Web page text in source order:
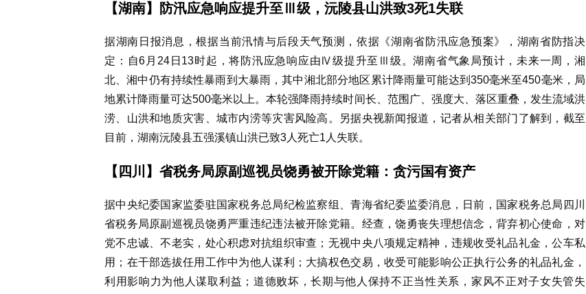
【湖南】 防汛应急响应提升至Ⅲ级，沅陵县山洪致3死1失联
据湖南日报消息，根据当前汛情与后段天气预测，依据《湖南省防汛应急预案》，湖南省防指决
定：自6月24日13时起，将防汛应急响应由Ⅳ级提升至Ⅲ级。湖南省气象局预计，未来一周，湘
北、湘中仍有持续性暴雨到大暴雨，其中湘北部分地区累计降雨量可能达到350毫米至450毫米，局
地累计降雨量可达500毫米以上。本轮强降雨持续时间长、范围广、强度大、落区重叠，发生流域洪
涝、山洪和地质灾害、城市内涝等灾害风险高。另据央视新闻报道，记者从相关部门了解到，截至
目前，湖南沅陵县五强溪镇山洪已致3人死亡1人失联。
【四川】 省税务局原副巡视员饶勇被开除党籍：贪污国有资产
据中央纪委国家监委驻国家税务总局纪检监察组、青海省纪委监委消息，日前，国家税务总局四川
省税务局原副巡视员饶勇严重违纪违法被开除党籍。经查，饶勇丧失理想信念，背弃初心使命，对
党不忠诚、不老实，处心积虑对抗组织审查；无视中央八项规定精神，违规收受礼品礼金，公车私
用；在干部选拔任用工作中为他人谋利；大搞权色交易，收受可能影响公正执行公务的礼品礼金，
利用影响力为他人谋取利益；道德败坏，长期与他人保持不正当性关系，家风不正对子女失管失